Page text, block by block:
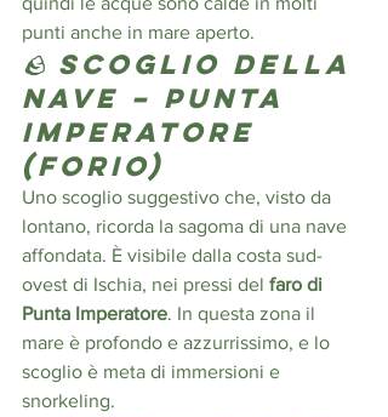
punti anche in mare aperto.
🪨 Scoglio della
Nave – Punta
Imperatore
(Forio)
Uno scoglio suggestivo che, visto da
lontano, ricorda la sagoma di una nave
affondata. È visibile dalla costa sud-
ovest di Ischia, nei pressi del faro di
Punta Imperatore. In questa zona il
mare è profondo e azzurrissimo, e lo
scoglio è meta di immersioni e
snorkeling.